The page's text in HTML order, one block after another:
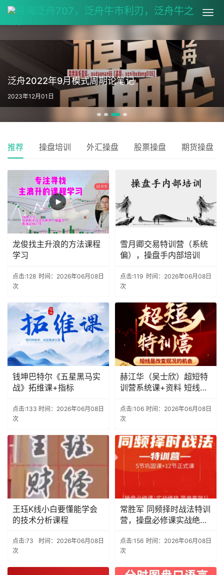
泛舟2022年9月模式周期论笔记
2023年12月01日
推荐 操盘培训 外汇操盘 股票操盘 期货操盘
龙俊找主升浪的方法课程
学习
点击:128
次
时间：2026年06月08日
雪月卿交易特训营（系统
偏），操盘手内部培训
点击:119
次
时间：2026年06月08日
钱坤巴特尔《五星黑马实
战》拓维课+指标
点击:133
次
时间：2026年06月08日
赫江华（吴士欣）超短特
训营系统课+资料 短线是
点击:106
次
时间：2026年06月08日
王珏K线小白要懂能学会
的技术分析课程
点击:73
次
时间：2026年06月08日
常胜军 同频择时战法特训
营，操盘必修课实战绝技
点击:156
次
时间：2026年06月08日